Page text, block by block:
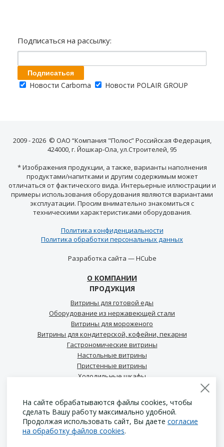
Подписаться на рассылку:
Новости Carboma Новости POLAIR GROUP
2009 - 2026 © ОАО “Компания "Полюс” Российская Федерация,
424000, г. Йошкар-Ола, ул.Строителей, 95
* Изображения продукции, а также, варианты наполнения
продуктами/напитками и другим содержимым может
отличаться от фактического вида. Интерьерные иллюстрации и
примеры использования оборудования являются вариантами
эксплуатации. Просим внимательно знакомиться с
техническими характеристиками оборудования.
Политика конфиденциальности
Политика обработки персональных данных
Разработка сайта —HCube
О КОМПАНИИ
ПРОДУКЦИЯ
Витрины для готовой еды
Оборудование из нержавеющей стали
Витрины для мороженого
Витрины для кондитерской, кофейни, пекарни
Гастрономические витрины
Настольные витрины
Пристенные витрины
Холодильные шкафы
НОВОСТИ
На сайте обрабатываются файлы cookies, чтобы
сделать Вашу работу максимально удобной.
Продолжая использовать сайт, Вы даете согласие
на обработку файлов cookies.